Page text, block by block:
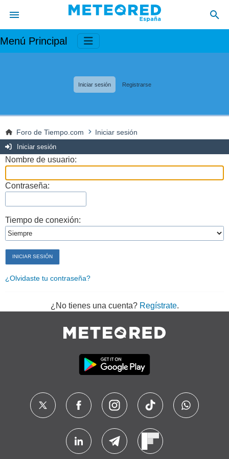
Menú Principal
Iniciar sesión Registrarse
Foro de Tiempo.com Iniciar sesión
Iniciar sesión
Nombre de usuario:
Contraseña:
Tiempo de conexión:
¿Olvidaste tu contraseña?
¿No tienes una cuenta? Regístrate.